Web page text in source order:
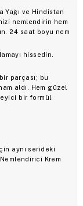
Yağı ve Hindistan
nemlendirin hem
24 saat boyu nem
hissedin.
parçası; bu
aldı. Hem güzel
bir formül.
aynı serideki
Krem